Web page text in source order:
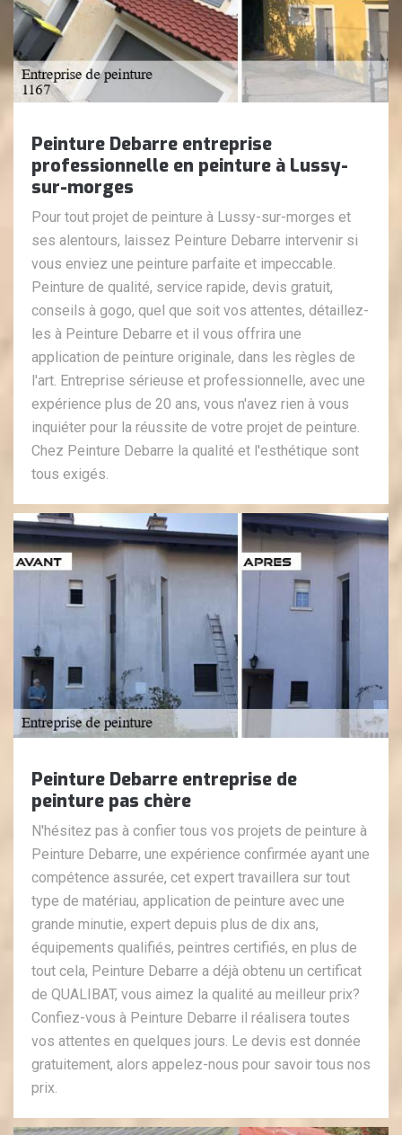
Peinture Debarre entreprise
professionnelle en peinture à Lussy-
sur-morges
Pour tout projet de peinture à Lussy-sur-morges et
ses alentours, laissez Peinture Debarre intervenir si
vous enviez une peinture parfaite et impeccable.
Peinture de qualité, service rapide, devis gratuit,
conseils à gogo, quel que soit vos attentes, détaillez-
les à Peinture Debarre et il vous offrira une
application de peinture originale, dans les règles de
l'art. Entreprise sérieuse et professionnelle, avec une
expérience plus de 20 ans, vous n'avez rien à vous
inquiéter pour la réussite de votre projet de peinture.
Chez Peinture Debarre la qualité et l'esthétique sont
tous exigés.
Peinture Debarre entreprise de
peinture pas chère
N'hésitez pas à confier tous vos projets de peinture à
Peinture Debarre, une expérience confirmée ayant une
compétence assurée, cet expert travaillera sur tout
type de matériau, application de peinture avec une
grande minutie, expert depuis plus de dix ans,
équipements qualifiés, peintres certifiés, en plus de
tout cela, Peinture Debarre a déjà obtenu un certificat
de QUALIBAT, vous aimez la qualité au meilleur prix?
Confiez-vous à Peinture Debarre il réalisera toutes
vos attentes en quelques jours. Le devis est donnée
gratuitement, alors appelez-nous pour savoir tous nos
prix.